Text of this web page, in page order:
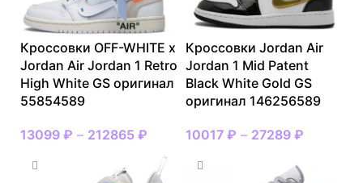
Кроссовки OFF-WHITE x
Jordan Air Jordan 1 Retro
High White GS оригинал
55854589
13099 ₽ – 212865 ₽
Кроссовки Jordan Air
Jordan 1 Mid Patent
Black White Gold GS
оригинал 146256589
10017 ₽ – 27289 ₽